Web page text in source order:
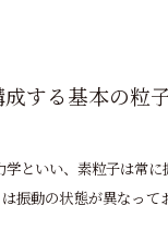
成する基本の粒
といい、素粒子は常に
振動の状態が異なって